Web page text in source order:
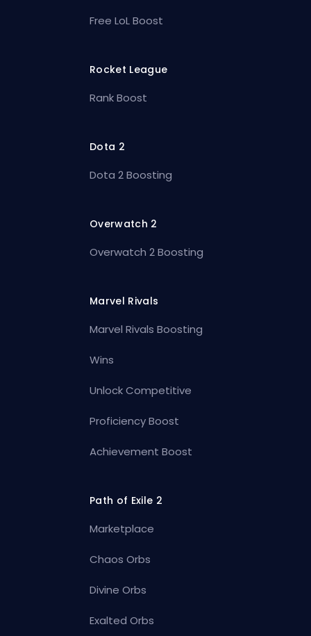
Free LoL Boost
Rocket League
Rank Boost
Dota 2
Dota 2 Boosting
Overwatch 2
Overwatch 2 Boosting
Marvel Rivals
Marvel Rivals Boosting
Wins
Unlock Competitive
Proficiency Boost
Achievement Boost
Path of Exile 2
Marketplace
Chaos Orbs
Divine Orbs
Exalted Orbs